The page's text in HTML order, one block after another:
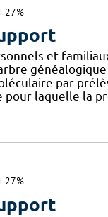
27%
et
par
pour laquelle la
27%